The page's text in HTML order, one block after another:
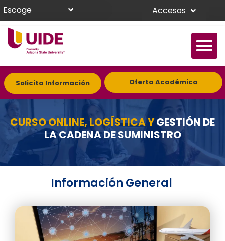
Escoge Accesos
Solicita Información Oferta Académica
CURSO ONLINE, LOGÍSTICA YGESTIÓN DE
LA CADENA DE SUMINISTRO
Información General